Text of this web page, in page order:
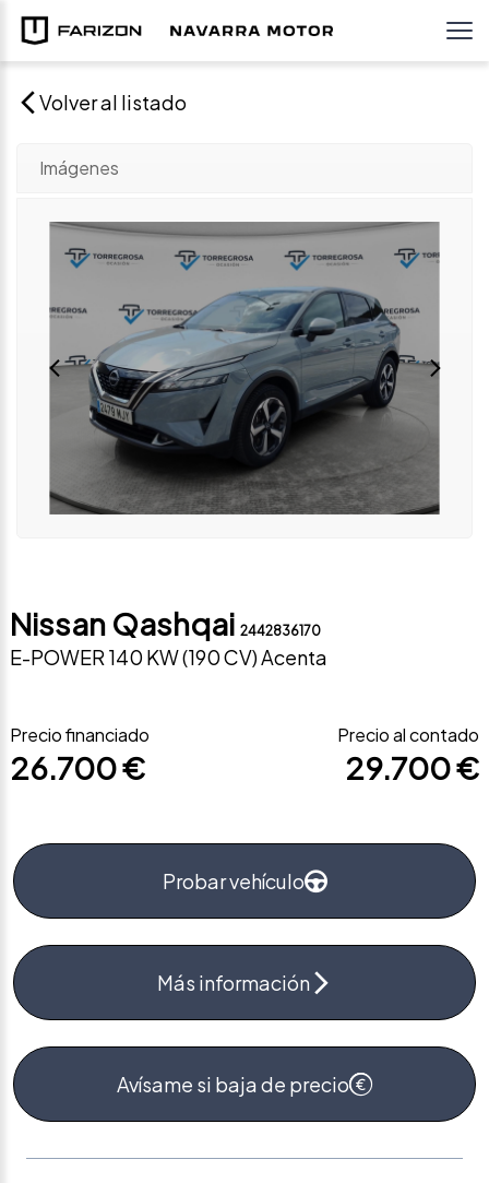
Volver al listado
Imágenes
Nissan Qashqai 2442836170
E-POWER 140 KW (190 CV) Acenta
Precio financiado
26.700 €
Precio al contado
29.700 €
Probar vehículo
Más información
Avísame si baja de precio